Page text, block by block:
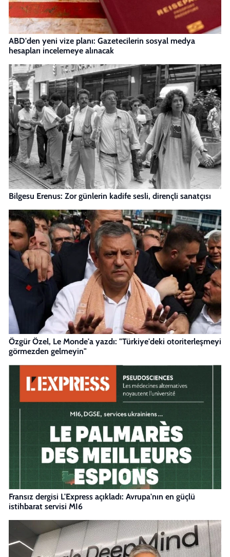
ABD'den yeni vize planı: Gazetecilerin sosyal medya
hesapları incelemeye alınacak
Bilgesu Erenus: Zor günlerin kadife sesli, dirençli sanatçısı
Özgür Özel, Le Monde'a yazdı: "Türkiye'deki otoriterleşmeyi
görmezden gelmeyin"
Fransız dergisi L'Express açıkladı: Avrupa'nın en güçlü
istihbarat servisi MI6